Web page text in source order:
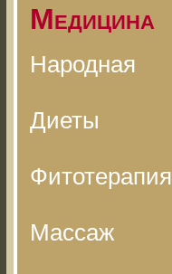
Медицина
Народная
Диеты
Фитотерапия
Массаж